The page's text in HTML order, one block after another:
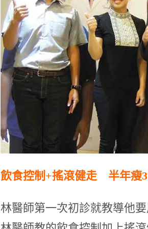
飲食控制+搖滾健走 半年瘦
林醫師第一次初診就教導他